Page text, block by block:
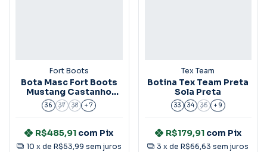
Fort Boots
Bota Masc Fort Boots
Mustang Castanho
Ref:316
36 37 38 + 7
R$485,91 com Pix
10 x de R$53,99 sem juros
Tex Team
Botina Tex Team Preta
Sola Preta
33 34 35 + 9
R$179,91 com Pix
3 x deR$66,63 sem juros